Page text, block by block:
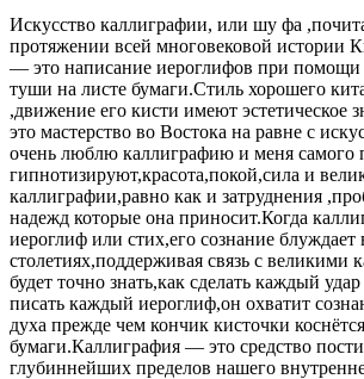
Искусство каллиграфии, или шу фа
протяжении всей многовековой истории
— это написание иероглифов при помощи
туши на листе бумаги.Стиль хорошего
,движение его кисти имеют эстетическое
это мастерство во Востока на равне с
очень люблю каллиграфию и меня самого
гипнотизируют,красота,покой,сила и
каллиграфии,равно как и затруднения
надежд которые она приносит.Когда
иероглиф или стих,его сознание
столетиях,поддерживая связь с великими
будет точно знать,как сделать каждый
писать каждый иероглиф,он охватит
духа прежде чем кончик кисточки коснётся
бумаги.Каллиграфия — это средство
глубиннейших пределов нашего